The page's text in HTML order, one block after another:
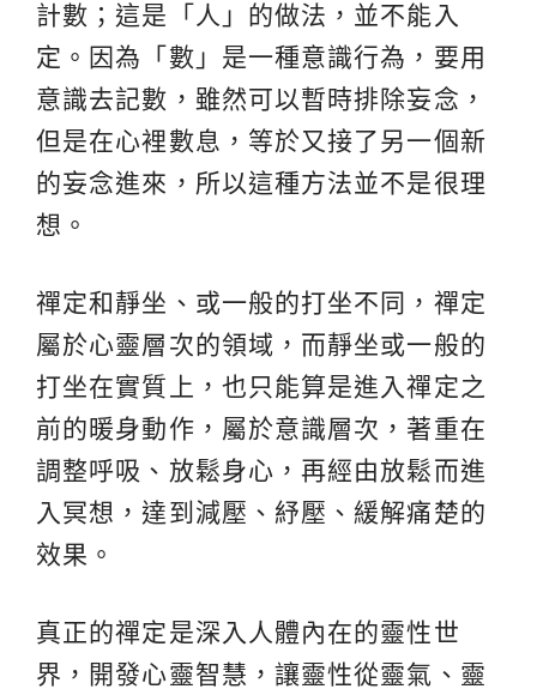
計數；這是「人」的做法，並不能入
定。因為「數」是一種意識行為，要用
意識去記數，雖然可以暫時排除妄念，
但是在心裡數息，等於又接了另一個新
的妄念進來，所以這種方法並不是很理
想。
禪定和靜坐、或一般的打坐不同，禪定
屬於心靈層次的領域，而靜坐或一般的
打坐在實質上，也只能算是進入禪定之
前的暖身動作，屬於意識層次，著重在
調整呼吸、放鬆身心，再經由放鬆而進
入冥想，達到減壓、紓壓、緩解痛楚的
效果。
真正的禪定是深入人體內在的靈性世
界，開發心靈智慧，讓靈性從靈氣、靈